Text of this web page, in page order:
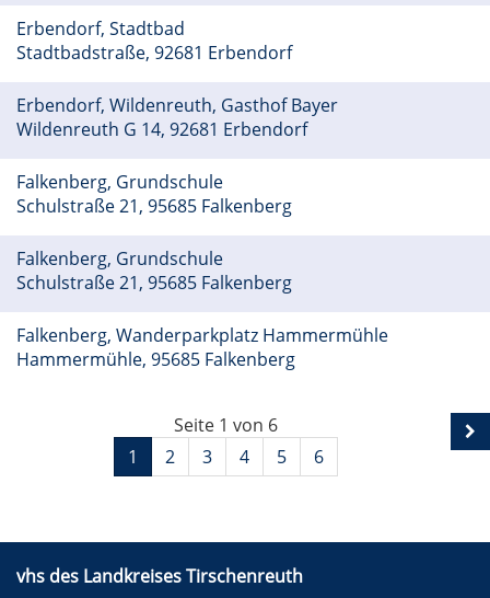
Erbendorf, Stadtbad
Stadtbadstraße, 92681 Erbendorf
Erbendorf, Wildenreuth, Gasthof Bayer
Wildenreuth G 14, 92681 Erbendorf
Falkenberg, Grundschule
Schulstraße 21, 95685 Falkenberg
Falkenberg, Grundschule
Schulstraße 21, 95685 Falkenberg
Falkenberg, Wanderparkplatz Hammermühle
Hammermühle, 95685 Falkenberg
Seite 1 von 6
1
2 3 4 5 6
vhs des Landkreises Tirschenreuth